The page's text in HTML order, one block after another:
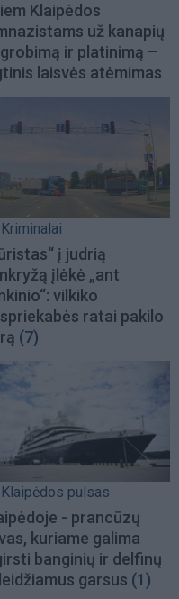
Klaipėdos
už kanapių
ir platinimą –
laisvės atėmimas
Kriminalai
į judrią
įlėkė „ant
vilkiko
ratai pakilo
(7)
Klaipėdos pulsas
- prancūzų
kuriame galima
banginių ir delfinų
garsus (1)